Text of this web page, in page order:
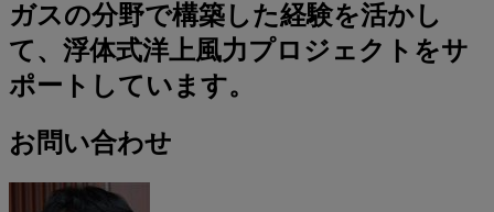
ガスの分野で構築した経験を活かし
て、浮体式洋上風力プロジェクトをサ
ポートしています。
お問い合わせ